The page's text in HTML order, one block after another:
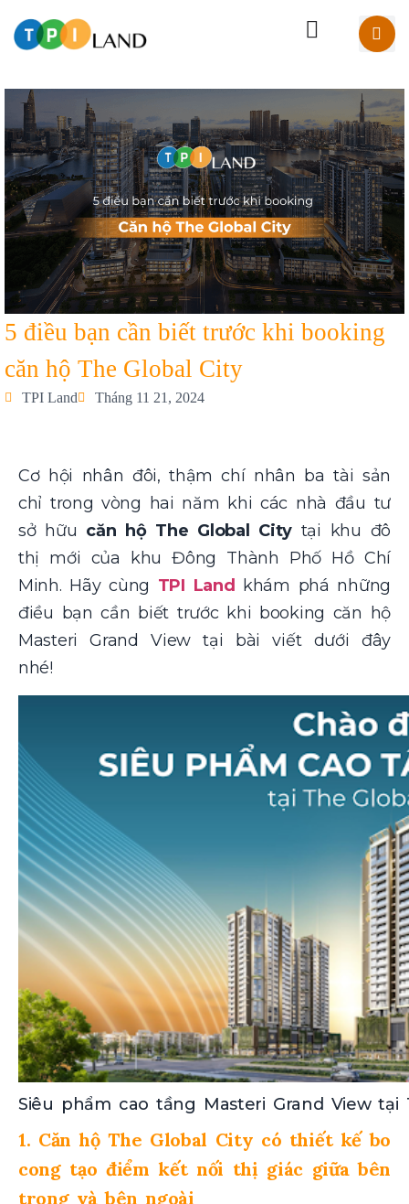
5 điều bạn cần biết trước khi booking
căn hộ The Global City
TPI Land Tháng 11 21, 2024
Cơ hội nhân đôi, thậm chí nhân ba tài sản
chỉ trong vòng hai năm khi các nhà đầu tư
sở hữu căn hộ The Global Citytại khu đô
thị mới của khu Đông Thành Phố Hồ Chí
Minh. Hãy cùng TPI Land
khám phá những
điều bạn cần biết trước khi booking căn hộ
Masteri Grand View tại bài viết dưới đây
nhé!
Siêu phẩm cao tầng Masteri Grand View tại
1. Căn hộ The Global City có thiết kế bo
cong tạo điểm kết nối thị giác giữa bên
trong và bên ngoài